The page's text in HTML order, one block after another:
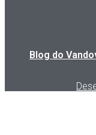
Blog do